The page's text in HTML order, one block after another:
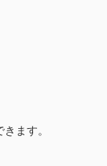
ます。